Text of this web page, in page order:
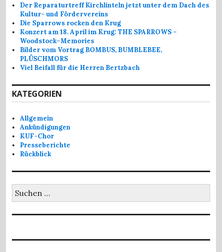
Der Reparaturtreff Kirchlinteln jetzt unter dem Dach des
Kultur- und Fördervereins
Die Sparrows rocken den Krug
Konzert am 18. April im Krug: THE SPARROWS –
Woodstock–Memories
Bilder vom Vortrag BOMBUS, BUMBLEBEE,
PLÜSCHMORS
Viel Beifall für die Herren Bertzbach
KATEGORIEN
Allgemein
Ankündigungen
KUF-Chor
Presseberichte
Rückblick
nach: